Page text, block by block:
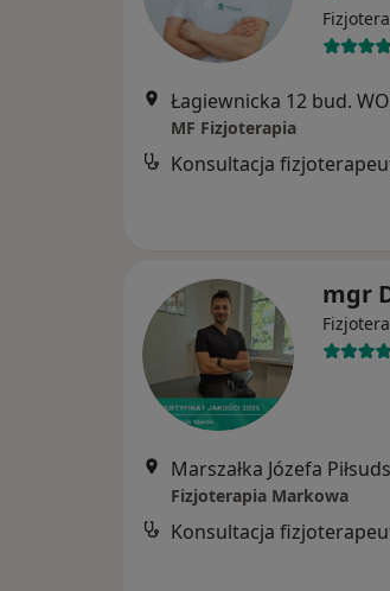
MF Fizjoterapia
Konsultacja
mgr
Fizjoterapia Markowa